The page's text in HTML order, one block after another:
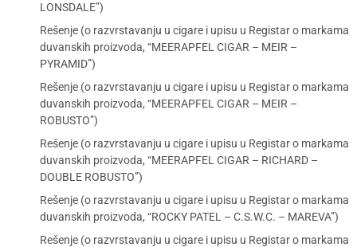
LONSDALE”)
Rešenje (o razvrstavanju u cigare i upisu u Registar o markama
duvanskih proizvoda, “MEERAPFEL CIGAR – MEIR –
PYRAMID”)
Rešenje (o razvrstavanju u cigare i upisu u Registar o markama
duvanskih proizvoda, “MEERAPFEL CIGAR – MEIR –
ROBUSTO”)
Rešenje (o razvrstavanju u cigare i upisu u Registar o markama
duvanskih proizvoda, “MEERAPFEL CIGAR – RICHARD –
DOUBLE ROBUSTO”)
Rešenje (o razvrstavanju u cigare i upisu u Registar o markama
duvanskih proizvoda, “ROCKY PATEL – C.S.W.C. – MAREVA”)
Rešenje (o razvrstavanju u cigare i upisu u Registar o markama